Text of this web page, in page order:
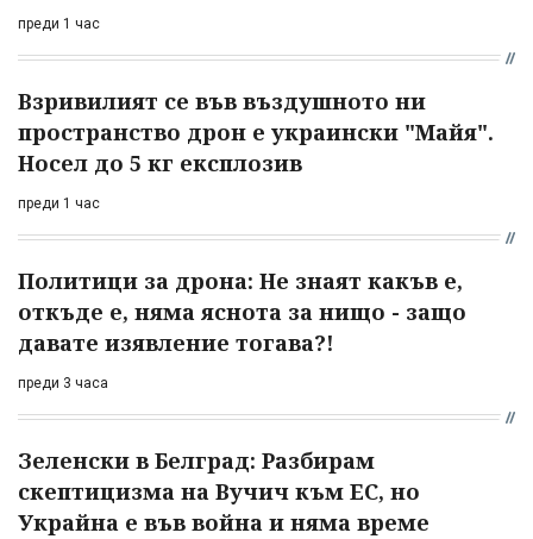
преди 1 час
Взривилият се във въздушното ни
пространство дрон е украински "Майя".
Носел до 5 кг експлозив
преди 1 час
Политици за дрона: Не знаят какъв е,
откъде е, няма яснота за нищо - защо
давате изявление тогава?!
преди 3 часа
Зеленски в Белград: Разбирам
скептицизма на Вучич към ЕС, но
Украйна е във война и няма време